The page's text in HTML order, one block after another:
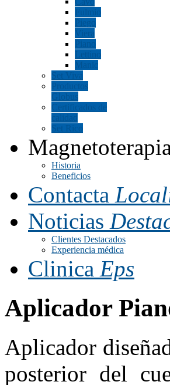
Fulmio
Piego
Viera
Piano
Lettino
Manic
Set Viva
Productos
Globus
Certificados de
calidad
Set Rico
Historia
Beneficios
Contacta
Noticias
Clientes Destacados
Experiencia médica
Clinica Eps
Aplicador
Aplicador
posterior del